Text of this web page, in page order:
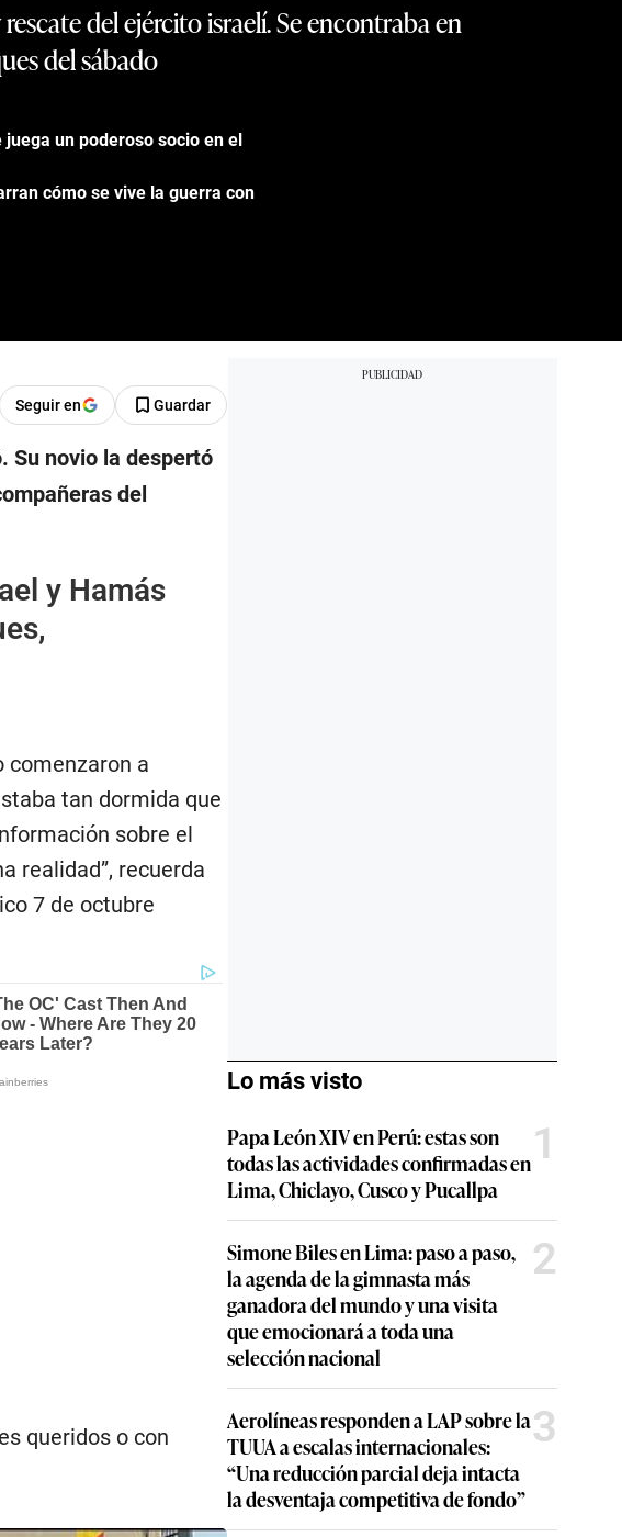
del ejército israelí. Se encontraba en
del sábado
un poderoso socio en el
cómo se vive la guerra con
Seguir en Guardar
Su novio la despertó
del
y Hamás
comenzaron a
tan dormida que
sobre el
realidad”, recuerda
7 de octubre
queridos o con
Lo más visto
Papa León XIV en Perú: estas son
todas las actividades confirmadas en
Lima, Chiclayo, Cusco y Pucallpa
1
Simone Biles en Lima: paso a paso,
la agenda de la gimnasta más
ganadora del mundo y una visita
que emocionará a toda una
selección nacional
2
Aerolíneas responden a LAP sobre la
TUUA a escalas internacionales:
“Una reducción parcial deja intacta
la desventaja competitiva de fondo”
3